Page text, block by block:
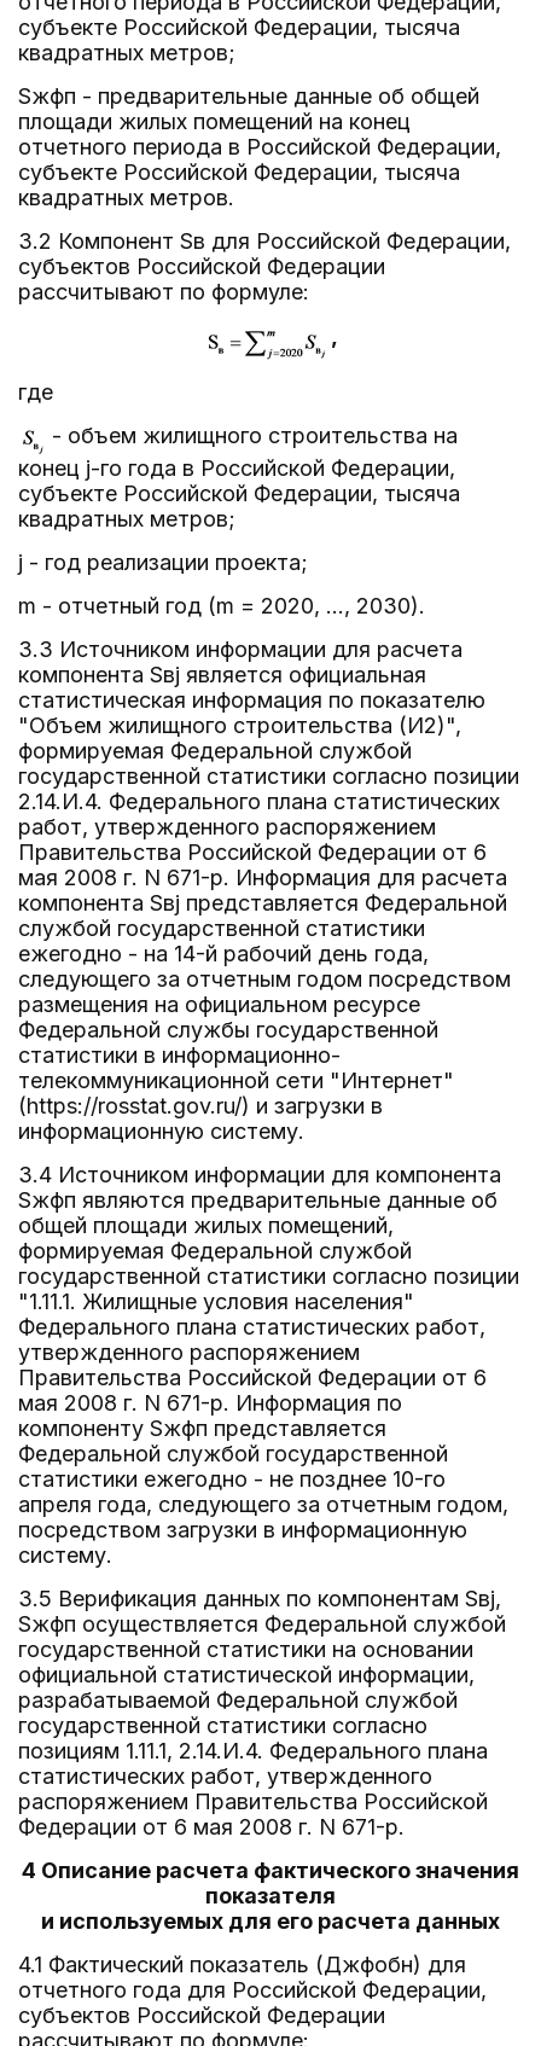
субъекте Российской Федерации, тысяча
квадратных метров;
Sжфп - предварительные данные об общей
площади жилых помещений на конец
отчетного периода в Российской Федерации,
субъекте Российской Федерации, тысяча
квадратных метров.
3.2 Компонент Sв для Российской Федерации,
субъектов Российской Федерации
рассчитывают по формуле:
где
- объем жилищного строительства на
конец j-го года в Российской Федерации,
субъекте Российской Федерации, тысяча
квадратных метров;
j - год реализации проекта;
m - отчетный год (m = 2020, ..., 2030).
3.3 Источником информации для расчета
компонента Sвj является официальная
статистическая информация по показателю
"Объем жилищного строительства (И2)",
формируемая Федеральной службой
государственной статистики согласно позиции
2.14.И.4. Федерального плана статистических
работ, утвержденного распоряжением
Правительства Российской Федерации от 6
мая 2008 г. N 671-р. Информация для расчета
компонента Sвj представляется Федеральной
службой государственной статистики
ежегодно - на 14-й рабочий день года,
следующего за отчетным годом посредством
размещения на официальном ресурсе
Федеральной службы государственной
статистики в информационно-
телекоммуникационной сети "Интернет"
(https://rosstat.gov.ru/) и загрузки в
информационную систему.
3.4 Источником информации для компонента
Sжфп являются предварительные данные об
общей площади жилых помещений,
формируемая Федеральной службой
государственной статистики согласно позиции
"1.11.1. Жилищные условия населения"
Федерального плана статистических работ,
утвержденного распоряжением
Правительства Российской Федерации от 6
мая 2008 г. N 671-р. Информация по
компоненту Sжфп представляется
Федеральной службой государственной
статистики ежегодно - не позднее 10-го
апреля года, следующего за отчетным годом,
посредством загрузки в информационную
систему.
3.5 Верификация данных по компонентам Sвj,
Sжфп осуществляется Федеральной службой
государственной статистики на основании
официальной статистической информации,
разрабатываемой Федеральной службой
государственной статистики согласно
позициям 1.11.1, 2.14.И.4. Федерального плана
статистических работ, утвержденного
распоряжением Правительства Российской
Федерации от 6 мая 2008 г. N 671-р.
4 Описание расчета фактического значения
показателя
и используемых для его расчета данных
4.1 Фактический показатель (Джфобн) для
отчетного года для Российской Федерации,
субъектов Российской Федерации
рассчитывают по формуле: